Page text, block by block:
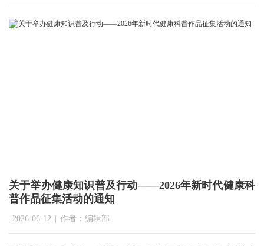
关于举办健康知识普及行动——2026年新时代健康科
普作品征集活动的通知
2026-06-12 | 作者：编辑部